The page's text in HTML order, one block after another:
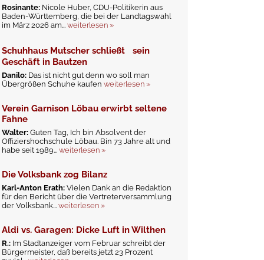
Rosinante: Nicole Huber, CDU-Politikerin aus
Baden-Württemberg, die bei der Landtagswahl
im März 2026 am...weiterlesen »
Schuhhaus Mutscher schließt sein
Geschäft in Bautzen
Danilo: Das ist nicht gut denn wo soll man
Übergrößen Schuhe kaufenweiterlesen »
Verein Garnison Löbau erwirbt seltene
Fahne
Walter:Guten Tag, Ich bin Absolvent der
Offiziershochschule Löbau. Bin 73 Jahre alt und
habe seit 1989...weiterlesen »
Die Volksbank zog Bilanz
Karl-Anton Erath:Vielen Dank an die Redaktion
für den Bericht über die Vertreterversammlung
der Volksbank...weiterlesen »
Aldi vs. Garagen: Dicke Luft in Wilthen
R.: Im Stadtanzeiger vom Februar schreibt der
Bürgermeister, daß bereits jetzt 23 Prozent